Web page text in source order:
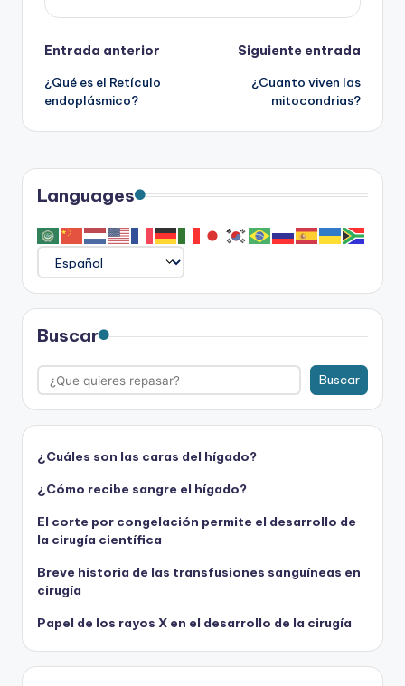
Navegación
de
entradas
Entrada anterior
¿Qué es el Retículo
endoplásmico?
Siguiente entrada
¿Cuanto viven las
mitocondrias?
Languages
Buscar
Buscar
¿Cuáles son las caras del hígado?
¿Cómo recibe sangre el hígado?
El corte por congelación permite el desarrollo de
la cirugía científica
Breve historia de las transfusiones sanguíneas en
cirugía
Papel de los rayos X en el desarrollo de la cirugía